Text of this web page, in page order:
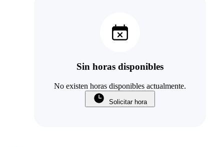
Sin horas disponibles
No existen horas disponibles actualmente.
Solicitar hora